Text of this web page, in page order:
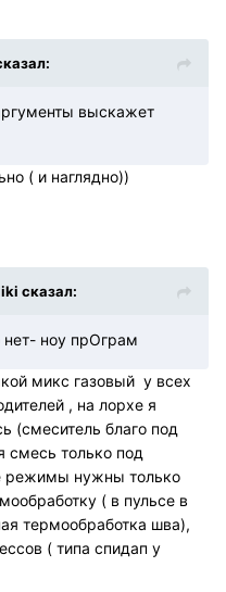
выскажет
( и наглядно))
сказал:
нет- ноу прОграм
микс газовый у всех
, на лорхе я
(смеситель благо под
смесь только под
режимы нужны только
( в пульсе в
термообработка шва),
( типа спидап у